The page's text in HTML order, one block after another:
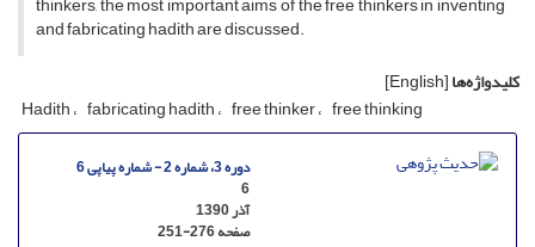
and fabricating hadith are discussed.
کلیدواژه‌ها[English]
Hadith fabricating hadith free thinker free thinking
دوره 3، شماره 2 - شماره پیاپی 6
6
آذر 1390
صفحه251-276